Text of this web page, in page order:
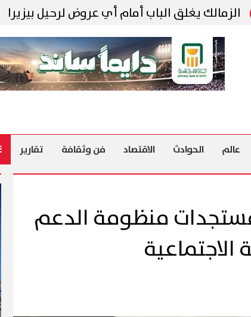
يغلق الباب أمام أي عروض لرحيل بيزيرا
عالم الحوادث الاقتصاد فن وثقافة تقارير
مستجدات منظومة الدعم
الاجتماعية